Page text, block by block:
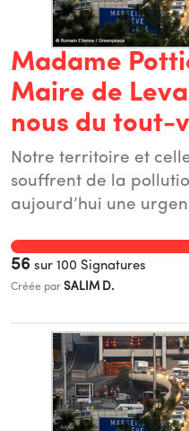
Madame
Maire de
nous du tout-
Notre territoire et
souffrent de la
aujourd’hui une
particulière en ce qui
polluants
santé et doit
secteurs émetteur de
l’échelle de notre
climatique nous
de sortir de notre
56 sur 100 Signatures
Créée par SALIM D.